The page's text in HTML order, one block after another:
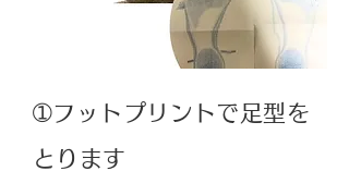
➀フットプリントで足型を
とります